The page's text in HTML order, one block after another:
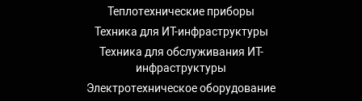
Теплотехнические приборы
Техника для ИТ-инфраструктуры
Техника для обслуживания ИТ-
инфраструктуры
Электротехническое оборудование